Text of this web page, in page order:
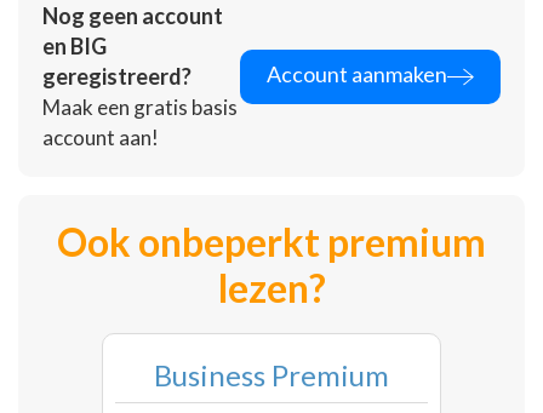
Nog geen account
en BIG
geregistreerd?
Maak een gratis basis
account aan!
Account aanmaken
Ook onbeperkt premium
lezen?
Business Premium